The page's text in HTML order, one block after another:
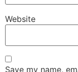
Website
Save my name,